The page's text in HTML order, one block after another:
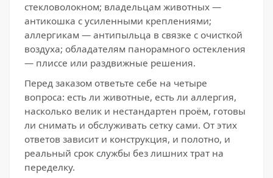
стекловолокном; владельцам животных —
антикошка с усиленными креплениями;
аллергикам — антипыльца в связке с очисткой
воздуха; обладателям панорамного остекления
— плиссе или раздвижные решения.
Перед заказом ответьте себе на четыре
вопроса: есть ли животные, есть ли аллергия,
насколько велик и нестандартен проём, готовы
ли снимать и обслуживать сетку сами. От этих
ответов зависит и конструкция, и полотно, и
реальный срок службы без лишних трат на
переделку.